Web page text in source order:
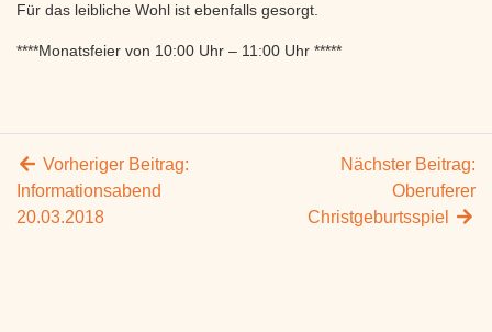
Für das leibliche Wohl ist ebenfalls gesorgt.
****Monatsfeier von 10:00 Uhr – 11:00 Uhr *****
Vorheriger Beitrag:
Informationsabend
20.03.2018
Nächster Beitrag:
Oberuferer
Christgeburtsspiel